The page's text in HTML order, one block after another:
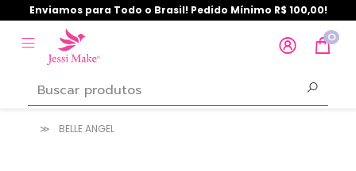
Enviamos para Todo o Brasil! Pedido Mínimo R$ 100,00!
0
BELLE ANGEL